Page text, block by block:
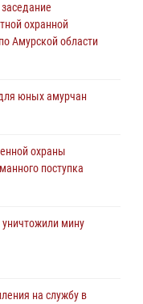
на службу в
охранной
Амурской области
охранной
Амурской области
юных амурчан
охраны
поступка
мину
на службу в